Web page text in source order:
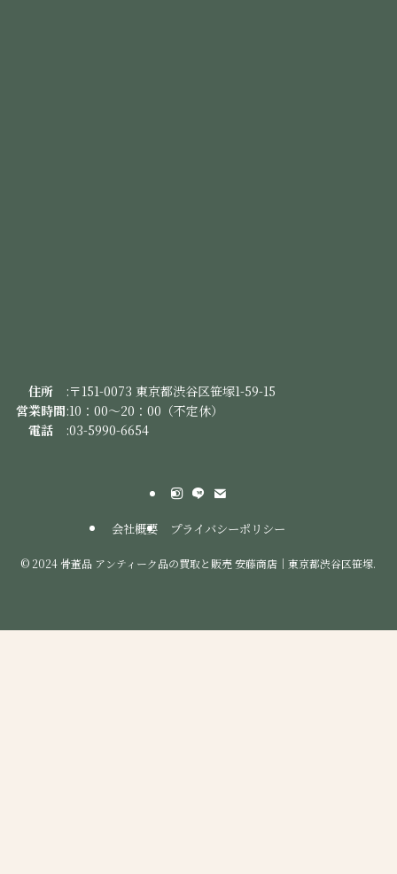
住所 :〒151-0073 東京都渋谷区笹塚1-59-15
営業時間:10：00～20：00（不定休）
電話 :03-5990-6654
会社概要 プライバシーポリシー
© 2024 骨董品 アンティーク品の買取と販売 安藤商店｜東京都渋谷区笹塚.